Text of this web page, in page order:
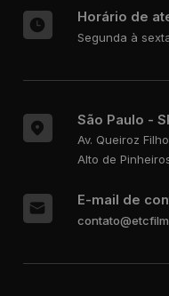
Horário de
Segunda à
São Paulo -
Av. Queiroz
Alto de
E-mail de